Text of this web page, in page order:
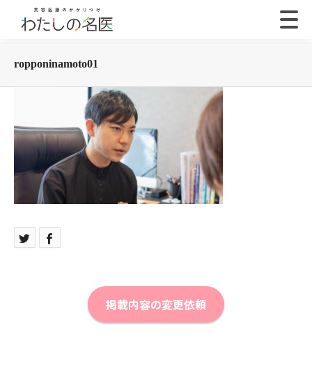
ropponinamoto01
掲載内容の変更依頼